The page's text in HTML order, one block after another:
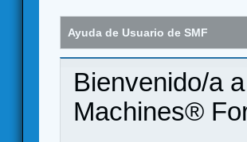
Ayuda de Usuario de SMF
Bienvenido/a
Machines®